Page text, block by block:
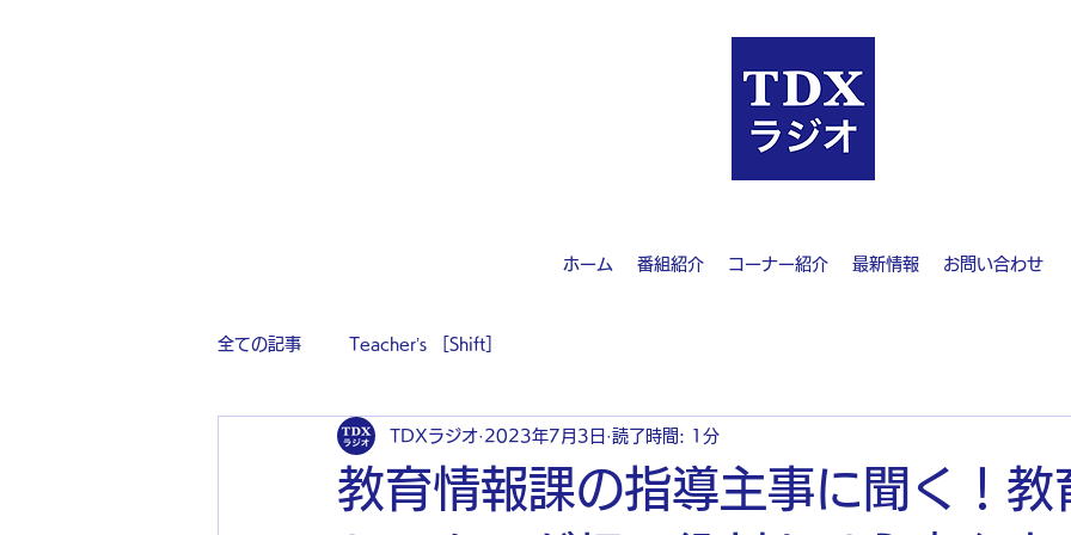
ホーム 番組紹介 コーナー紹介 最新情報 お問い合わせ
全ての記事 Teacher’s ［Shift］
教育情報課の指導主事に聞く！教
TDXラジオ 2023年7月3日 読了時間: 1分